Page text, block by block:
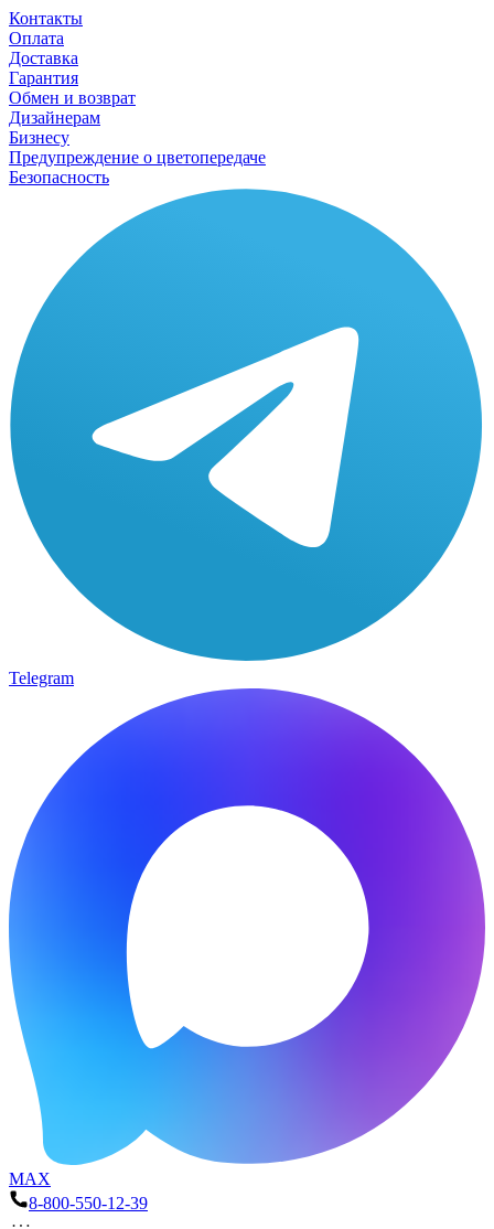
Контакты
Оплата
Доставка
Гарантия
Обмен и возврат
Дизайнерам
Бизнесу
Предупреждение о цветопередаче
Безопасность
Telegram
MAX
8-800-550-12-39